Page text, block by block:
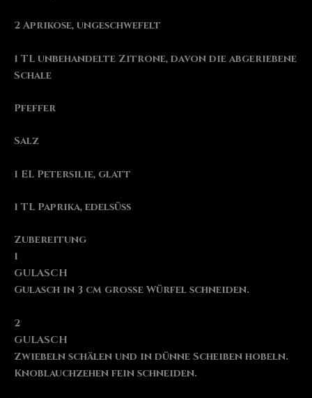
2 Aprikose, ungeschwefelt
1 TL unbehandelte Zitrone, davon die abgeriebene
Schale
Pfeffer
Salz
1 EL Petersilie, glatt
1 TL Paprika, edelsüß
Zubereitung
1
GULASCH
Gulasch in 3 cm große Würfel schneiden.
2
GULASCH
Zwiebeln schälen und in dünne Scheiben hobeln.
Knoblauchzehen fein schneiden.